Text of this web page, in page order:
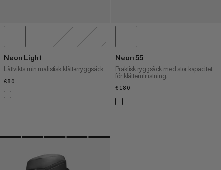
Neon Light
Lättvikts minimalistisk klätterryggsäck
€80
Neon 55
Praktisk ryggsäck med stor kapacitet
för klätterutrustning.
€180